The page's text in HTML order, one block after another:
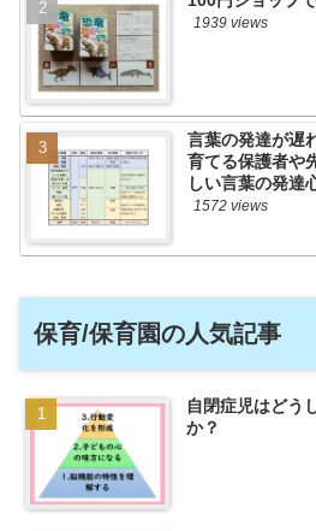
1939 views
言葉の発達が遅
育てる保護者や
しい言葉の発達
1572 views
保育/保育園の人気記事
自閉症児はどう
か？